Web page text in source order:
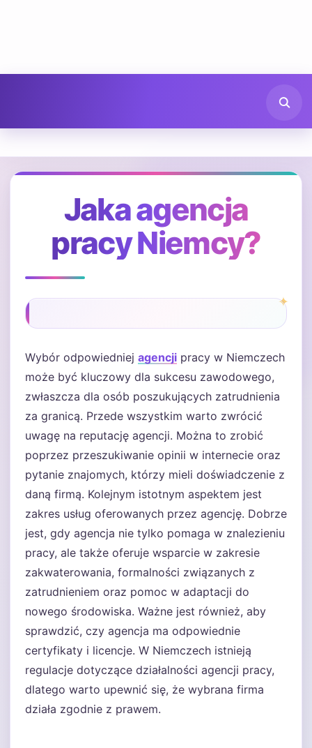
Jaka agencja
pracy Niemcy?
Wybór odpowiedniej agencji pracy w Niemczech
może być kluczowy dla sukcesu zawodowego,
zwłaszcza dla osób poszukujących zatrudnienia
za granicą. Przede wszystkim warto zwrócić
uwagę na reputację agencji. Można to zrobić
poprzez przeszukiwanie opinii w internecie oraz
pytanie znajomych, którzy mieli doświadczenie z
daną firmą. Kolejnym istotnym aspektem jest
zakres usług oferowanych przez agencję. Dobrze
jest, gdy agencja nie tylko pomaga w znalezieniu
pracy, ale także oferuje wsparcie w zakresie
zakwaterowania, formalności związanych z
zatrudnieniem oraz pomoc w adaptacji do
nowego środowiska. Ważne jest również, aby
sprawdzić, czy agencja ma odpowiednie
certyfikaty i licencje. W Niemczech istnieją
regulacje dotyczące działalności agencji pracy,
dlatego warto upewnić się, że wybrana firma
działa zgodnie z prawem.